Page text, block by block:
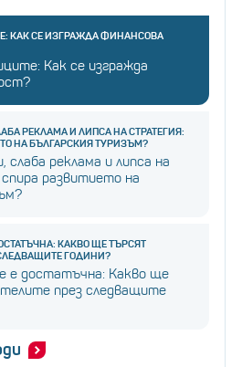
КАК СЕ ИЗГРАЖДА ФИНАНСОВА
Как се изгражда
РЕКЛАМА И ЛИПСА НА СТРАТЕГИЯ:
НА БЪЛГАРСКИЯ ТУРИЗЪМ?
слаба реклама и липса на
развитието на
КАКВО ЩЕ ТЪРСЯТ
ГОДИНИ?
е достатъчна: Какво ще
през следващите